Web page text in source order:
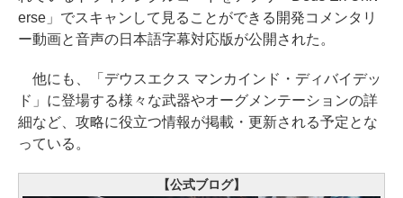
erse」でスキャンして見ることができる開発コメンタリ
ー動画と音声の日本語字幕対応版が公開された。
他にも、「デウスエクス マンカインド・ディバイデッ
ド」に登場する様々な武器やオーグメンテーションの詳
細など、攻略に役立つ情報が掲載・更新される予定とな
っている。
【公式ブログ】